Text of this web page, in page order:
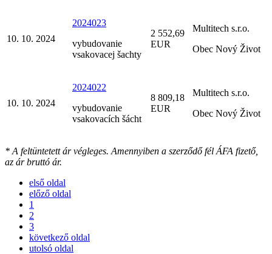
10. 10. 2024
2024023
vybudovanie
vsakovacej šachty
2 552,69
EUR
Multitech s.r.o.
Obec Nový Život
10. 10. 2024
2024022
vybudovanie
vsakovacích šácht
8 809,18
EUR
Multitech s.r.o.
Obec Nový Život
* A feltüntetett ár végleges. Amennyiben a szerződő fél ÁFA fizető,
az ár bruttó ár.
első oldal
előző oldal
1
2
3
következő oldal
utolsó oldal